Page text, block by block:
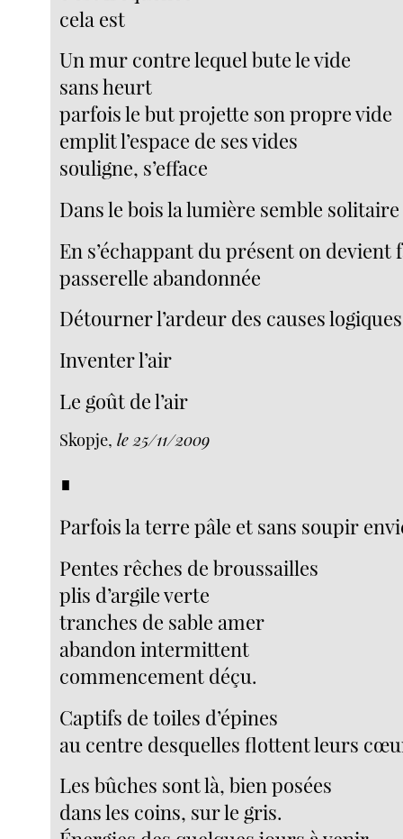
cela est
Un mur contre lequel bute le vide
sans heurt
parfois le but projette son propre vide
emplit l’espace de ses vides
souligne, s’efface
Dans le bois la lumière semble solitaire
En s’échappant du présent on devient
passerelle abandonnée
Détourner l’ardeur des causes logiques
Inventer l’air
Le goût de l’air
Skopje,le 25/11/2009
∎
Parfois la terre pâle et sans soupir
Pentes rêches de broussailles
plis d’argile verte
tranches de sable amer
abandon intermittent
commencement déçu.
Captifs de toiles d’épines
au centre desquelles flottent leurs
Les bûches sont là, bien posées
dans les coins, sur le gris.